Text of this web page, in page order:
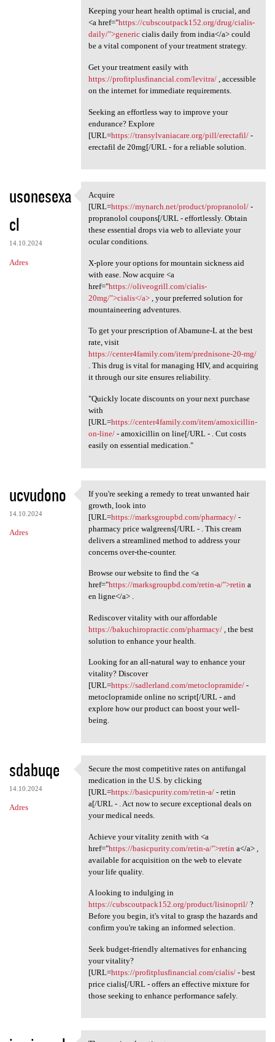
Keeping your heart health optimal is crucial, and
<a href="https://cubscoutpack152.org/drug/cialis-
daily/">genericcialis daily from india</a> could
be a vital component of your treatment strategy.
Get your treatment easily with
https://profitplusfinancial.com/levitra/, accessible
on the internet for immediate requirements.
Seeking an effortless way to improve your
endurance? Explore
[URL=https://transylvaniacare.org/pill/erectafil/-
erectafil de 20mg[/URL - for a reliable solution.
usonesexa
cl
14.10.2024
Adres
Acquire [URL=https://mynarch
Acquire
[URL=https://mynarch.net/product/propranolol/-
propranolol coupons[/URL - effortlessly. Obtain
these essential drops via web to alleviate your
ocular conditions.
X-plore your options for mountain sickness aid
with ease. Now acquire <a
href="https://oliveogrill.com/cialis-
20mg/">cialis</a>, your preferred solution for
mountaineering adventures.
To get your prescription of Abamune-L at the best
rate, visit
https://center4family.com/item/prednisone-20-mg/
. This drug is vital for managing HIV, and acquiring
it through our site ensures reliability.
"Quickly locate discounts on your next purchase
with
[URL=https://center4family.com/item/amoxicillin-
on-line/- amoxicillin on line[/URL - . Cut costs
easily on essential medication."
ucvudono
14.10.2024
Adres
If you're seeking a remedy to
If you're seeking a remedy to treat unwanted hair
growth, look into
[URL=https://marksgroupbd.com/pharmacy/-
pharmacy price walgreens[/URL - . This cream
delivers a streamlined method to address your
concerns over-the-counter.
Browse our website to find the <a
href="https://marksgroupbd.com/retin-a/">retin a
en ligne</a> .
Rediscover vitality with our affordable
https://bakuchiropractic.com/pharmacy/, the best
solution to enhance your health.
Looking for an all-natural way to enhance your
vitality? Discover
[URL=https://sadlerland.com/metoclopramide/-
metoclopramide online no script[/URL - and
explore how our product can boost your well-
being.
sdabuqe
14.10.2024
Adres
Secure the most competitive
Secure the most competitive rates on antifungal
medication in the U.S. by clicking
[URL=https://basicpurity.com/retin-a/- retin
a[/URL - . Act now to secure exceptional deals on
your medical needs.
Achieve your vitality zenith with <a
href="https://basicpurity.com/retin-a/">retin a</a> ,
available for acquisition on the web to elevate
your life quality.
A looking to indulging in
https://cubscoutpack152.org/product/lisinopril/?
Before you begin, it's vital to grasp the hazards and
confirm you're taking an informed selection.
Seek budget-friendly alternatives for enhancing
your vitality?
[URL=https://profitplusfinancial.com/cialis/- best
price cialis[/URL - offers an effective mixture for
those seeking to enhance performance safely.